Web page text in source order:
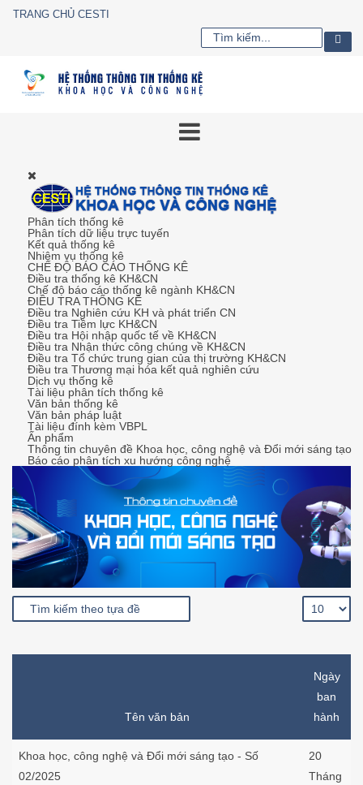
TRANG CHỦ CESTI
Phân tích thống kê
Phân tích dữ liệu trực tuyến
Kết quả thống kê
Nhiệm vụ thống kê
CHẾ ĐỘ BÁO CÁO THỐNG KÊ
Điều tra thống kê KH&CN
Chế độ báo cáo thống kê ngành KH&CN
ĐIỀU TRA THỐNG KÊ
Điều tra Nghiên cứu KH và phát triển CN
Điều tra Tiềm lực KH&CN
Điều tra Hội nhập quốc tế về KH&CN
Điều tra Nhận thức công chúng về KH&CN
Điều tra Tổ chức trung gian của thị trường KH&CN
Điều tra Thương mại hóa kết quả nghiên cứu
Dịch vụ thống kê
Tài liệu phân tích thống kê
Văn bản thống kê
Văn bản pháp luật
Tài liệu đính kèm VBPL
Ấn phẩm
Thông tin chuyên đề Khoa học, công nghệ và Đổi mới sáng tạo
Báo cáo phân tích xu hướng công nghệ
Tên văn bản
Ngày
ban
hành
Khoa học, công nghệ và Đổi mới sáng tạo - Số
02/2025
20
Tháng